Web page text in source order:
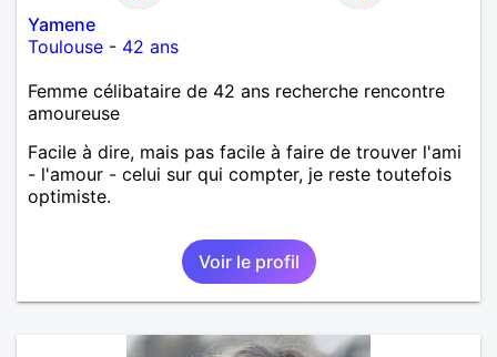
Yamene
Toulouse - 42 ans
Femme célibataire de 42 ans recherche rencontre
amoureuse
Facile à dire, mais pas facile à faire de trouver l'ami
- l'amour - celui sur qui compter, je reste toutefois
optimiste.
Voir le profil